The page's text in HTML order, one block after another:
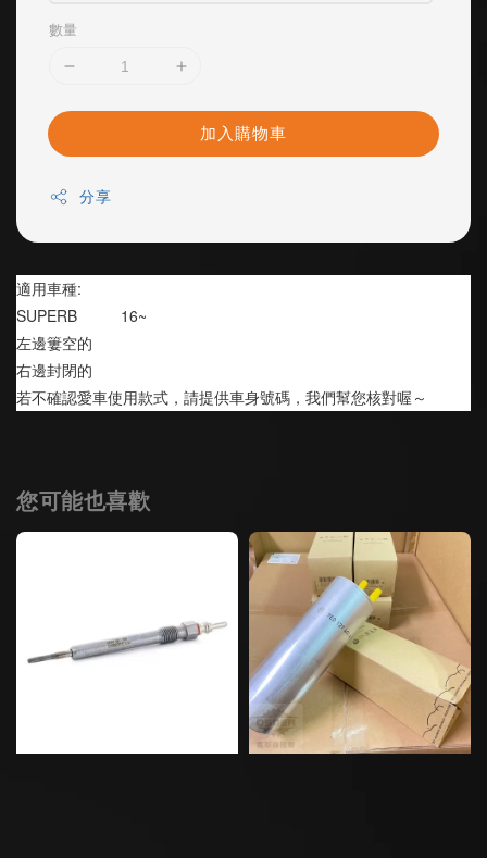
數量
加入購物車
分享
適用車種:
SUPERB          16~
左邊簍空的
右邊封閉的
若不確認愛車使用款式，請提供車身號碼，我們幫您核對喔～
您可能也喜歡